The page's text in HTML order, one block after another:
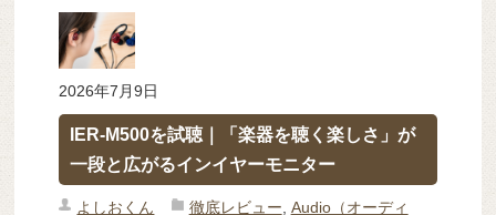
2026年7月9日
IER-M500を試聴｜「楽器を聴く楽しさ」が
一段と広がるインイヤーモニター
よしおくん 徹底レビュー Audio（オーディ